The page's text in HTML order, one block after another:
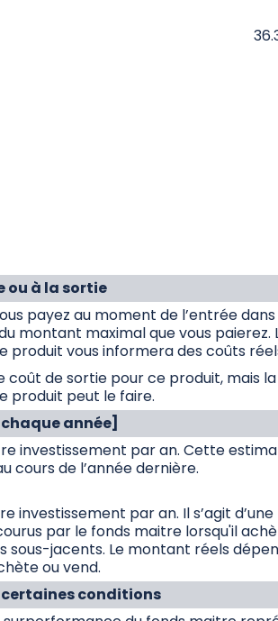
ou à la sortie
payez au moment de l’entrée dans
montant maximal que vous paierez.
produit vous informera des coûts
coût de sortie pour ce produit, mais la
produit peut le faire.
année]
investissement par an. Cette
cours de l’année dernière.
investissement par an. Il s’agit d’une
par le fonds maitre lorsqu'il
sous-jacents. Le montant réels
ou vend.
certaines conditions